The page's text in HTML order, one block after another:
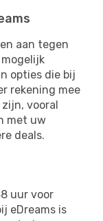
aan tegen
opties die bij
rekening mee
vooral
met uw
deals.
uur voor
eDreams is